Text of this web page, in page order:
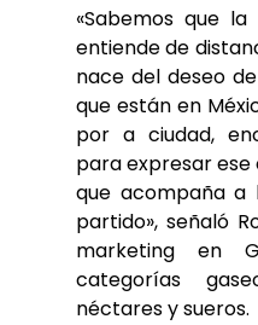
«Sabemos que
entiende de
nace del deseo
que están en
por a ciudad,
para expresar ese
que acompaña a
partido», señaló
marketing en
categorías
néctares y sueros.